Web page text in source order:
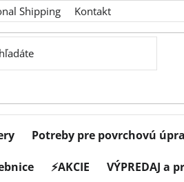
Shipping Kontakt
Potreby pre povrchovú
⚡AKCIE VÝPREDAJ a